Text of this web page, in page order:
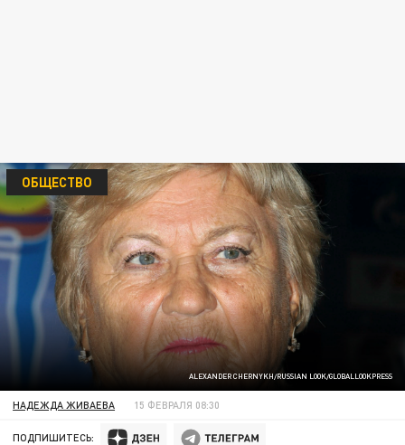
ALEXANDER CHERNYKH/RUSSIAN LOOK/GLOBALLOOKPRESS
ОБЩЕСТВО
НАДЕЖДА ЖИВАЕВА 15 ФЕВРАЛЯ 08:30
ПОДПИШИТЕСЬ: